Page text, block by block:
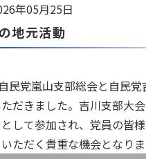
年05月25日
地元活動
民党嵐山支部総会と自民
だきました。吉川支部大
して参加され、党員の皆
ただく貴重な機会となりま